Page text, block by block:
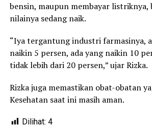
bensin, maupun membayar listriknya,
nilainya sedang naik.
“Iya tergantung industri farmasinya,
naikin 5 persen, ada yang naikin 10
tidak lebih dari 20 persen,” ujar Rizka.
Rizka juga memastikan obat-obatan
Kesehatan saat ini masih aman.
Dilihat: 4